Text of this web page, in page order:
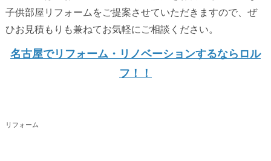
子供部屋リフォームをご提案させていただきますので、ぜ
ひお見積もりも兼ねてお気軽にご相談ください。
名古屋でリフォーム・リノベーションするならロル
フ！！
リフォーム